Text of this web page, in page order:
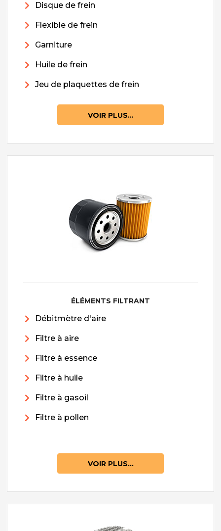
Disque de frein
Flexible de frein
Garniture
Huile de frein
Jeu de plaquettes de frein
VOIR PLUS...
ÉLÉMENTS FILTRANT
Débitmètre d'aire
Filtre à aire
Filtre à essence
Filtre à huile
Filtre à gasoil
Filtre à pollen
VOIR PLUS...